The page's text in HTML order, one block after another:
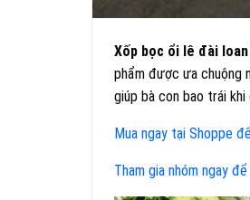
Xốp bọc ổi lê đài
phẩm được ưa chuộng
giúp bà con bao trái
Mua ngay tại Shoppe
Tham gia nhóm ngay